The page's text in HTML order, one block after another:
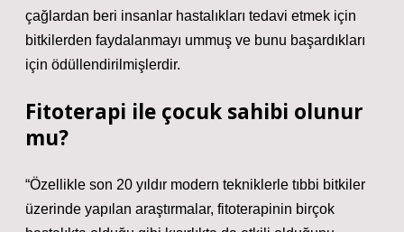
çağlardan beri insanlar hastalıkları tedavi etmek için
bitkilerden faydalanmayı ummuş ve bunu başardıkları
için ödüllendirilmişlerdir.
Fitoterapi ile çocuk sahibi olunur
mu?
“Özellikle son 20 yıldır modern tekniklerle tıbbi bitkiler
üzerinde yapılan araştırmalar, fitoterapinin birçok